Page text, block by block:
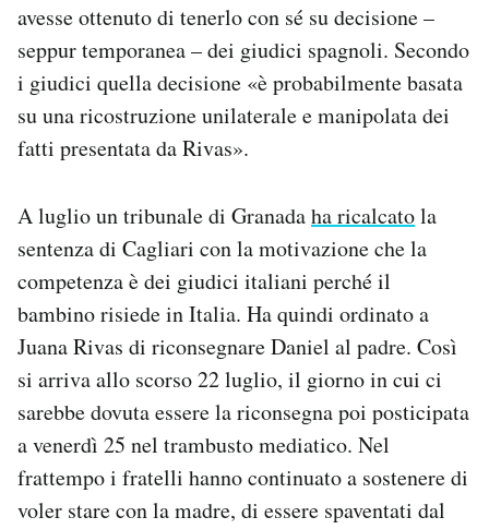
avesse ottenuto di tenerlo con sé su decisione –
seppur temporanea – dei giudici spagnoli. Secondo
i giudici quella decisione «èprobabilmente basata
su una ricostruzione unilaterale e manipolata dei
fatti presentata da Rivas».
A luglio un tribunale di Granadaha ricalcatola
sentenza di Cagliari con la motivazione che la
competenza è dei giudici italiani perché il
bambino risiede in Italia. Ha quindi ordinato a
Juana Rivas di riconsegnare Daniel al padre. Così
si arriva allo scorso 22 luglio, il giorno in cui ci
sarebbe dovuta essere la riconsegna poi posticipata
a venerdì 25 nel trambusto mediatico. Nel
frattempo i fratelli hanno continuato a sostenere di
voler stare con la madre, di essere spaventati dal